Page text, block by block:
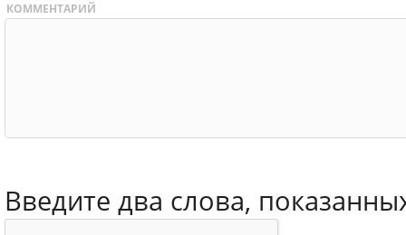
КОММЕНТАРИЙ
Введите два слова,